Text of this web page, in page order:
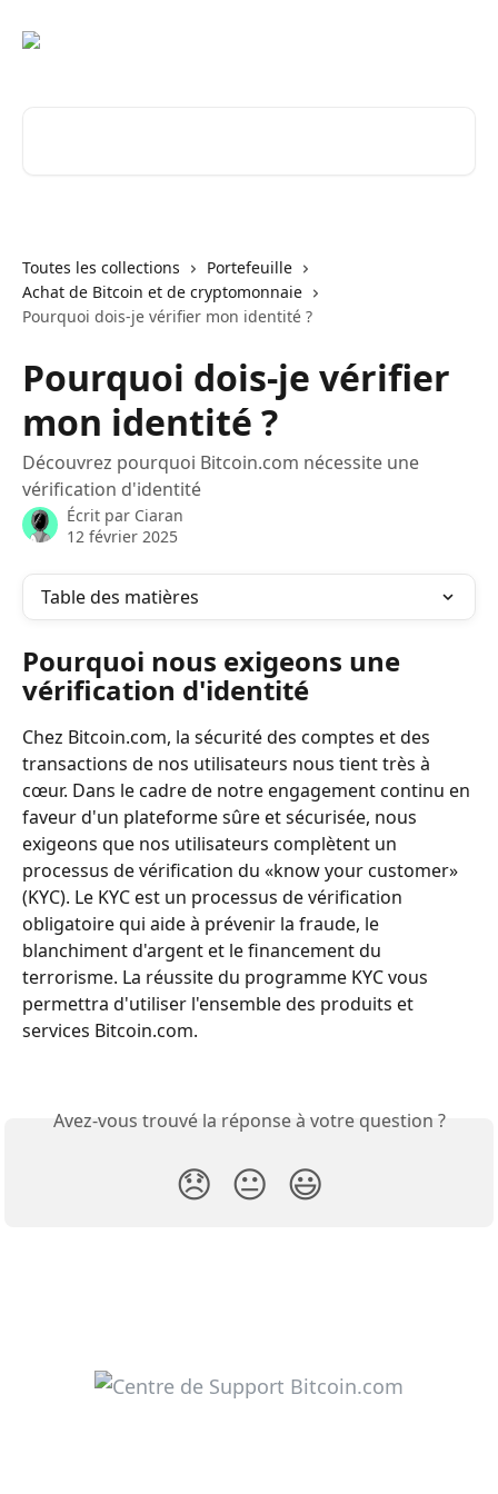
Toutes les collections
Portefeuille
Achat de Bitcoin et de cryptomonnaie
Pourquoi dois-je vérifier mon identité ?
Pourquoi dois-je vérifier
mon identité ?
Découvrez pourquoi Bitcoin.com nécessite une
vérification d'identité
Écrit par Ciaran
12 février 2025
Table des matières
Pourquoi nous exigeons une
vérification d'identité
Chez Bitcoin.com, la sécurité des comptes et des
transactions de nos utilisateurs nous tient très à
cœur. Dans le cadre de notre engagement continu en
faveur d'un plateforme sûre et sécurisée, nous
exigeons que nos utilisateurs complètent un
processus de vérification du «know your customer»
(KYC). Le KYC est un processus de vérification
obligatoire qui aide à prévenir la fraude, le
blanchiment d'argent et le financement du
terrorisme. La réussite du programme KYC vous
permettra d'utiliser l'ensemble des produits et
services Bitcoin.com.
Avez-vous trouvé la réponse à votre question ?
😞 😐 😃